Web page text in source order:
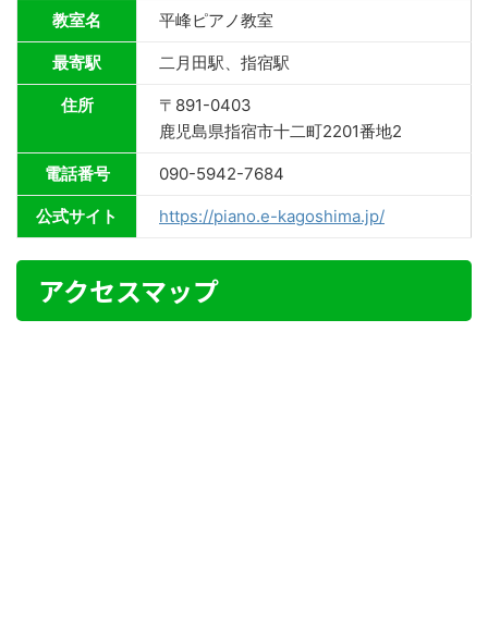
教室名 平峰ピアノ教室
最寄駅 二月田駅、指宿駅
住所
〒891-0403
鹿児島県指宿市十二町2201番地2
電話番号 090-5942-7684
公式サイト https://piano.e-kagoshima.jp/
アクセスマップ